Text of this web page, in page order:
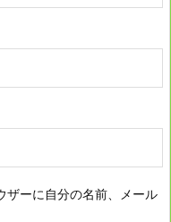
ザーに自分の名前、メール